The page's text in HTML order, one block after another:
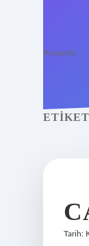
Anasayfa
Tarih: